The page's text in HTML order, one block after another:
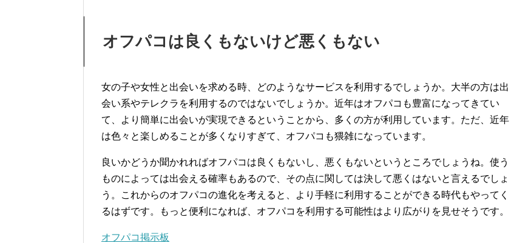
オフパコは良くもないけど悪くもない
女の子や女性と出会いを求める時、どのようなサービスを利用するでしょうか。大半の方は出
会い系やテレクラを利用するのではないでしょうか。近年はオフパコも豊富になってきてい
て、より簡単に出会いが実現できるということから、多くの方が利用しています。ただ、近年
は色々と楽しめることが多くなりすぎて、オフパコも猥雑になっています。
良いかどうか聞かれればオフパコは良くもないし、悪くもないというところでしょうね。使う
ものによっては出会える確率もあるので、その点に関しては決して悪くはないと言えるでしょ
う。これからのオフパコの進化を考えると、より手軽に利用することができる時代もやってく
るはずです。もっと便利になれば、オフパコを利用する可能性はより広がりを見せそうです。
オフパコ掲示板